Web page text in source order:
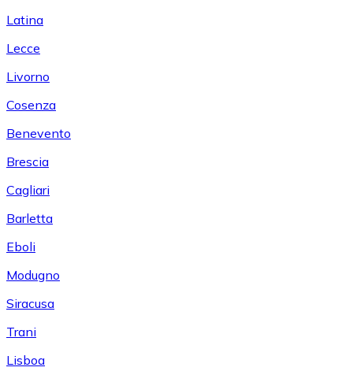
Latina
Lecce
Livorno
Cosenza
Benevento
Brescia
Cagliari
Barletta
Eboli
Modugno
Siracusa
Trani
Lisboa